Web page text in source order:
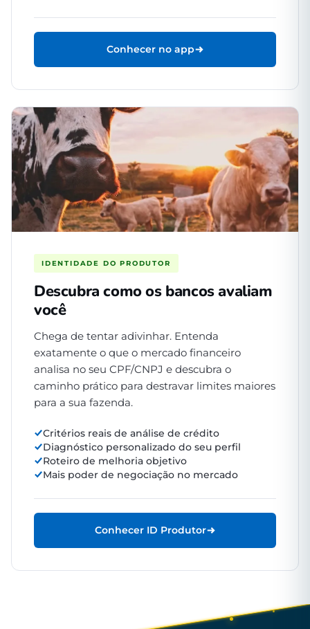
Conhecer no app
IDENTIDADE DO PRODUTOR
Descubra como os bancos avaliam
você
Chega de tentar adivinhar. Entenda
exatamente o que o mercado financeiro
analisa no seu CPF/CNPJ e descubra o
caminho prático para destravar limites maiores
para a sua fazenda.
Critérios reais de análise de crédito
Diagnóstico personalizado do seu perfil
Roteiro de melhoria objetivo
Mais poder de negociação no mercado
Conhecer ID Produtor